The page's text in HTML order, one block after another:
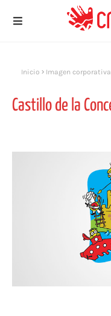
Inicio Imagen corporativa
Castillo de la